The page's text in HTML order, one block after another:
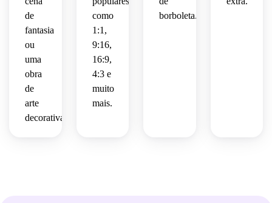
refinado.
de
fantasia
ou
uma
obra
de
arte
decorativa.
como
1:1,
9:16,
16:9,
4:3 e
muito
mais.
borboleta.